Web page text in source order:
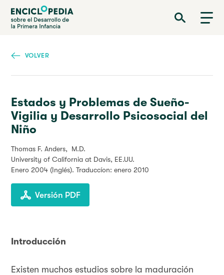
Pasar
contenido
Enciclopedia sobre el Desarrollo de la Primera Infancia
VOLVER
Estados y Problemas de Sueño-
Vigilia y Desarrollo Psicosocial del
Niño
Thomas F. Anders, M.D.
University of California at Davis, EE.UU.
Enero 2004 (Inglés). Traduccíon: enero 2010
Versión PDF
Introducción
Existen muchos estudios sobre la maduración